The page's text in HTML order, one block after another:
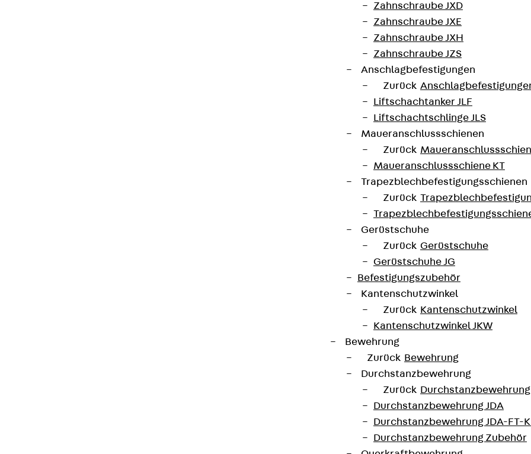
Zahnschraube JXD
Zahnschraube JXE
Zahnschraube JXH
Zahnschraube JZS
Anschlagbefestigungen
Zurück
Liftschachtanker JLF
Liftschachtschlinge JLS
Maueranschlussschienen
Zurück
Maueranschlussschiene KT
Trapezblechbefestigungsschienen
Zurück
Gerüstschuhe
Zurück Gerüstschuhe
Gerüstschuhe JG
Befestigungszubehör
Kantenschutzwinkel
Zurück Kantenschutzwinkel
Kantenschutzwinkel JKW
Bewehrung
Zurück Bewehrung
Durchstanzbewehrung
Zurück Durchstanzbewehrung
Durchstanzbewehrung JDA
Durchstanzbewehrung JDA-FT-
Durchstanzbewehrung Zubehör